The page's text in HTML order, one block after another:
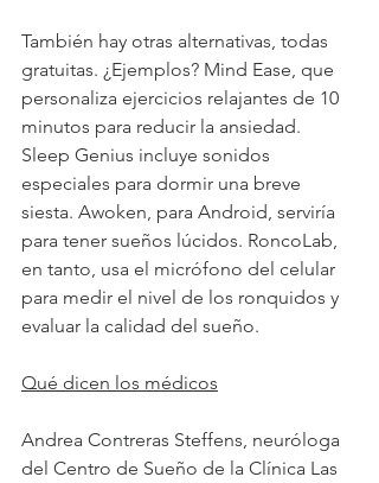
También hay otras alternativas, todas
gratuitas. ¿Ejemplos? Mind Ease, que
personaliza ejercicios relajantes de 10
minutos para reducir la ansiedad.
Sleep Genius incluye sonidos
especiales para dormir una breve
siesta. Awoken, para Android, serviría
para tener sueños lúcidos. RoncoLab,
en tanto, usa el micrófono del celular
para medir el nivel de los ronquidos y
evaluar la calidad del sueño.
Qué dicen los médicos
Andrea Contreras Steffens, neuróloga
del Centro de Sueño de la Clínica Las